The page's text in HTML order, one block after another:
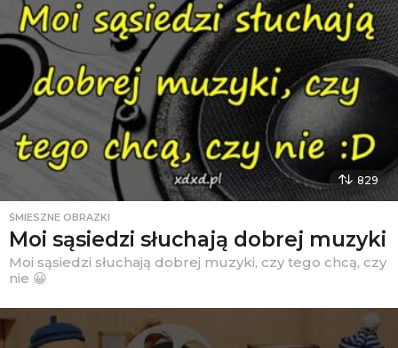
829
ŚMIESZNE OBRAZKI
Moi sąsiedzi słuchają dobrej muzyki
Moi sąsiedzi słuchają dobrej muzyki, czy tego chcą, czy
nie 😀